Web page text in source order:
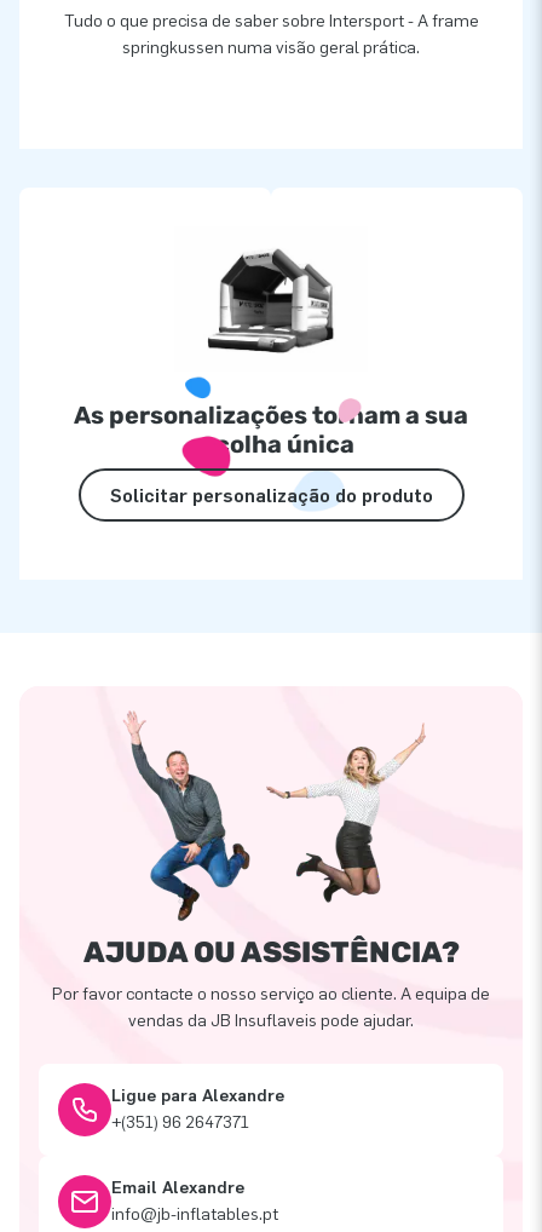
Tudo o que precisa de saber sobre Intersport - A frame
springkussen numa visão geral prática.
As personalizações tornam a sua
escolha única
Solicitar personalização do produto
AJUDA OU ASSISTÊNCIA?
Por favor contacte o nosso serviço ao cliente. A equipa de
vendas da JB Insuflaveis pode ajudar.
Ligue para Alexandre
+(351) 96 2647371
Email Alexandre
info@jb-inflatables.pt